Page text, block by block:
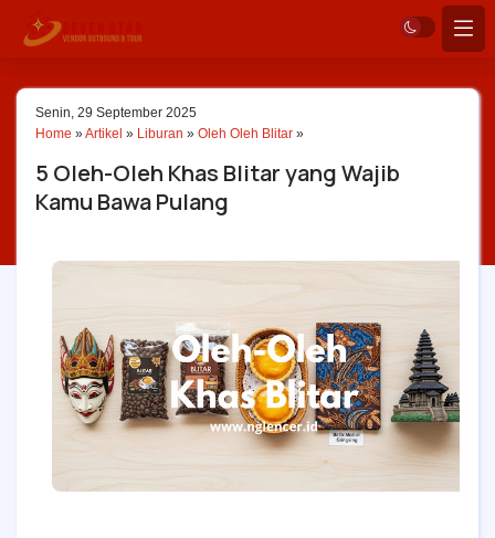
Senin, 29 September 2025
Home »Artikel » Liburan » Oleh Oleh Blitar »
5 Oleh-Oleh Khas Blitar yang Wajib
Kamu Bawa Pulang